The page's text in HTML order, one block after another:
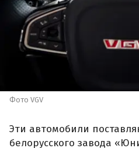
Фото VGV
Эти автомобили
белорусского завода